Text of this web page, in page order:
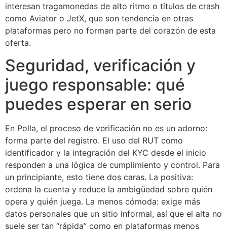
interesan tragamonedas de alto ritmo o títulos de crash
como Aviator o JetX, que son tendencia en otras
plataformas pero no forman parte del corazón de esta
oferta.
Seguridad, verificación y
juego responsable: qué
puedes esperar en serio
En Polla, el proceso de verificación no es un adorno:
forma parte del registro. El uso del RUT como
identificador y la integración del KYC desde el inicio
responden a una lógica de cumplimiento y control. Para
un principiante, esto tiene dos caras. La positiva:
ordena la cuenta y reduce la ambigüedad sobre quién
opera y quién juega. La menos cómoda: exige más
datos personales que un sitio informal, así que el alta no
suele ser tan “rápida” como en plataformas menos